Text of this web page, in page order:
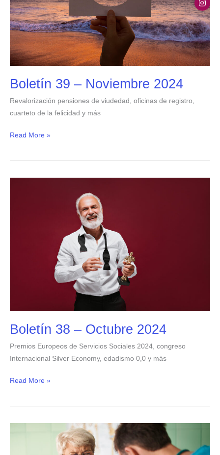
Boletín 39 – Noviembre 2024
Revalorización pensiones de viudedad, oficinas de registro,
cuarteto de la felicidad y más
Read More »
Boletín 38 – Octubre 2024
Premios Europeos de Servicios Sociales 2024, congreso
Internacional Silver Economy, edadismo 0,0 y más
Read More »